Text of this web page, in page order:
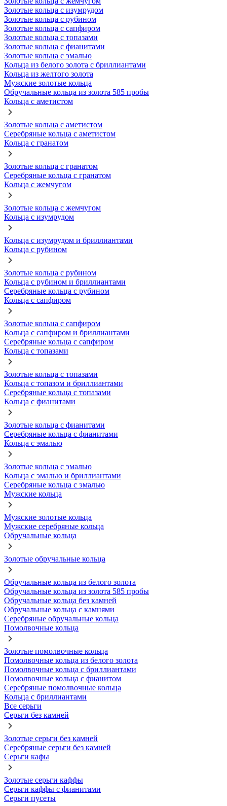
Золотые кольца с изумрудом
Золотые кольца с рубином
Золотые кольца с сапфиром
Золотые кольца с топазами
Золотые кольца с фианитами
Золотые кольца с эмалью
Кольца из белого золота с бриллиантами
Кольца из желтого золота
Мужские золотые кольца
Обручальные кольца из золота 585 пробы
Кольца с аметистом
Золотые кольца с аметистом
Серебряные кольца с аметистом
Кольца с гранатом
Золотые кольца с гранатом
Серебряные кольца с гранатом
Кольца с жемчугом
Золотые кольца с жемчугом
Кольца с изумрудом
Кольца с изумрудом и бриллиантами
Кольца с рубином
Золотые кольца с рубином
Кольца с рубином и бриллиантами
Серебряные кольца с рубином
Кольца с сапфиром
Золотые кольца с сапфиром
Кольца с сапфиром и бриллиантами
Серебряные кольца с сапфиром
Кольца с топазами
Золотые кольца с топазами
Кольца с топазом и бриллиантами
Серебряные кольца с топазами
Кольца с фианитами
Золотые кольца с фианитами
Серебряные кольца с фианитами
Кольца с эмалью
Золотые кольца с эмалью
Кольца с эмалью и бриллиантами
Серебряные кольца с эмалью
Мужские кольца
Мужские золотые кольца
Мужские серебряные кольца
Обручальные кольца
Золотые обручальные кольца
Обручальные кольца из белого золота
Обручальные кольца из золота 585 пробы
Обручальные кольца без камней
Обручальные кольца с камнями
Серебряные обручальные кольца
Помолвочные кольца
Золотые помолвочные кольца
Помолвочные кольца из белого золота
Помолвочные кольца с бриллиантами
Помолвочные кольца с фианитом
Серебряные помолвочные кольца
Кольца с бриллиантами
Все серьги
Серьги без камней
Золотые серьги без камней
Серебряные серьги без камней
Серьги кафы
Золотые серьги каффы
Серьги каффы с фианитами
Серьги пусеты